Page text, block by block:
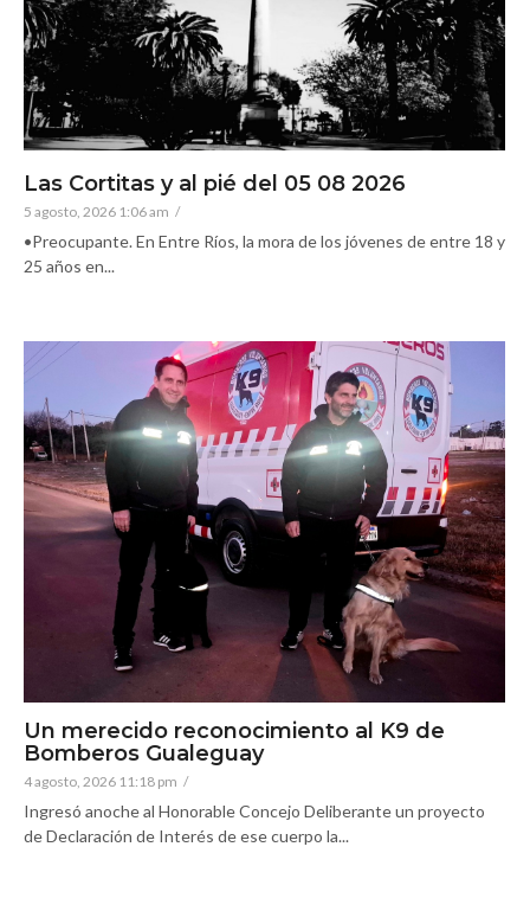
Las Cortitas y al pié del 05 08 2026
5 agosto, 2026 1:06 am /
•Preocupante. En Entre Ríos, la mora de los jóvenes de entre 18 y
25 años en...
Un merecido reconocimiento al K9 de
Bomberos Gualeguay
4 agosto, 2026 11:18 pm /
Ingresó anoche al Honorable Concejo Deliberante un proyecto
de Declaración de Interés de ese cuerpo la...